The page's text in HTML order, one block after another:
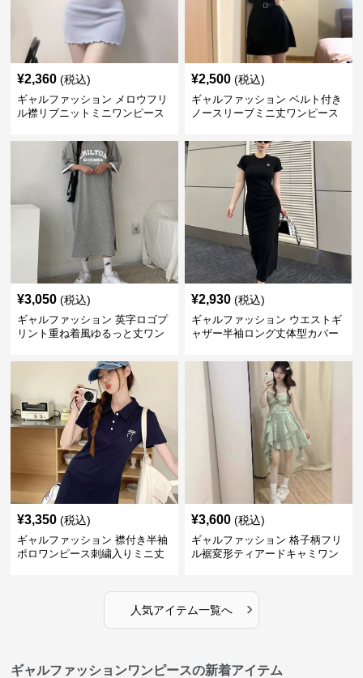
¥2,360 (税込)
ギャルファッション メロウフリ
ル襟リブニットミニワンピース
¥2,500 (税込)
ギャルファッション ベルト付き
ノースリーブミニ丈ワンピース
¥3,050 (税込)
ギャルファッション 英字ロゴプ
リント重ね着風ゆるっと丈ワン
¥2,930 (税込)
ギャルファッション ウエストギ
ャザー半袖ロング丈体型カバー
¥3,350 (税込)
ギャルファッション 襟付き半袖
ポロワンピース刺繍入りミニ丈
¥3,600 (税込)
ギャルファッション 格子柄フリ
ル裾変形ティアードキャミワン
人気アイテム一覧へ ›
ギャルファッションワンピースの新着アイテム